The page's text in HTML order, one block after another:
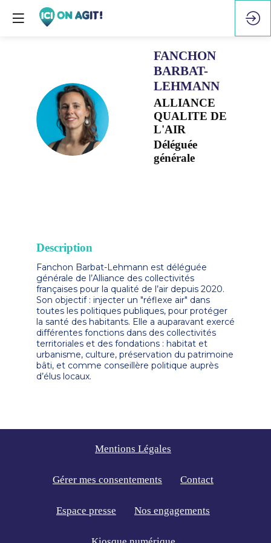
FB
FANCHON
BARBAT-
LEHMANN
ALLIANCE
QUALITE DE
L'AIR
Déléguée
générale
Description
Fanchon Barbat-Lehmann est déléguée
générale de l’Alliance des collectivités
françaises pour la qualité de l’air depuis 2020.
Son objectif : injecter un "réflexe air" dans
toutes les politiques publiques, pour protéger
la santé des habitants. Elle a auparavant exercé
différentes fonctions dans des collectivités
territoriales et des fondations : habitat et
urbanisme, culture, préservation du patrimoine
bâti, et comme conseillère politique auprès
d’élus locaux.
Mentions Légales
Gérer mes consentements Contact
Espace presse Nos engagements